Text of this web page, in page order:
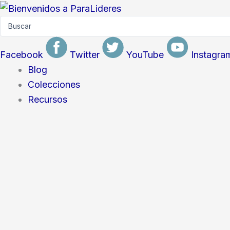
Skip
content
Facebook Twitter YouTube
Blog
Colecciones
Recursos